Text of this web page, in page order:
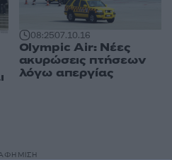
08:2507.10.16
Olympic Air: Νέες
ακυρώσεις πτήσεων
λόγω απεργίας